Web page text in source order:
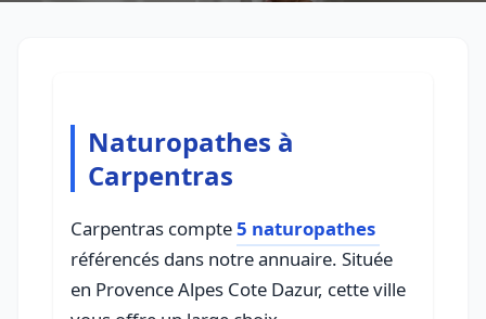
Naturopathes à
Carpentras
Carpentras compte5 naturopathes
référencés dans notre annuaire. Située
en Provence Alpes Cote Dazur, cette ville